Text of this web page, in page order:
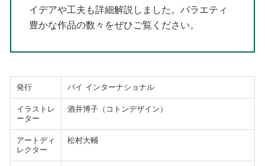
イデアや工夫も詳細解説しました。バラエティ
豊かな作品の数々をぜひご覧ください。
発行 パイ インターナショナル
イラストレ
ーター
酒井博子（コトンデザイン）
アートディ
レクター
松村大輔